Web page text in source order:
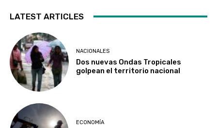
LATEST ARTICLES
NACIONALES
Dos nuevas Ondas Tropicales
golpean el territorio nacional
ECONOMÍA